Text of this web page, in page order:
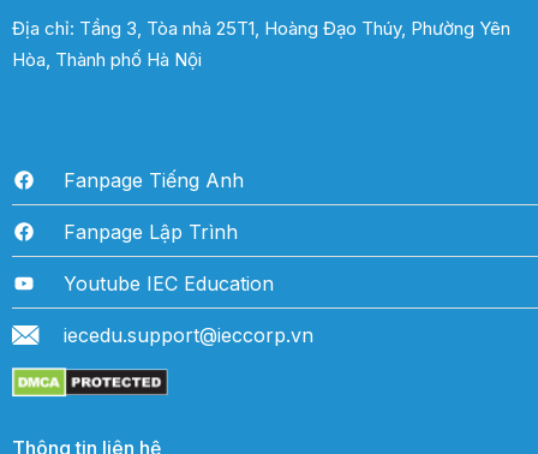
Địa chỉ: Tầng 3, Tòa nhà 25T1, Hoàng Đạo Thúy, Phường Yên
Hòa, Thành phố Hà Nội
Fanpage Tiếng Anh
Fanpage Lập Trình
Youtube IEC Education
iecedu.support@ieccorp.vn
Thông tin liên hệ